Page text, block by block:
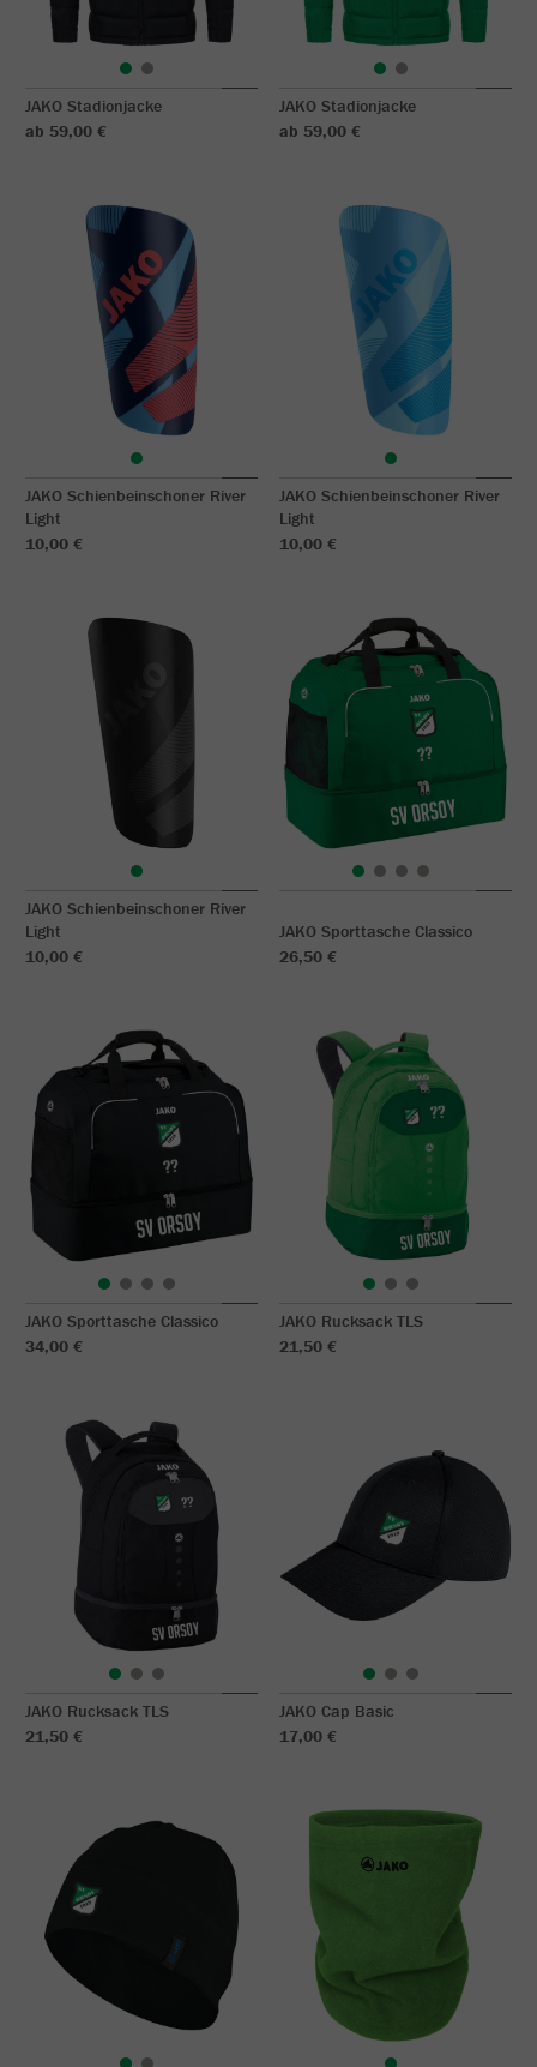
JAKO Stadionjacke
ab 59,00 €
JAKO Stadionjacke
ab 59,00 €
JAKO Schienbeinschoner River
Light
10,00 €
JAKO Schienbeinschoner River
Light
10,00 €
JAKO Schienbeinschoner River
Light
10,00 €
JAKO Sporttasche Classico
26,50 €
JAKO Sporttasche Classico
34,00 €
JAKO Rucksack TLS
21,50 €
JAKO Rucksack TLS
21,50 €
JAKO Cap Basic
17,00 €